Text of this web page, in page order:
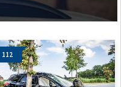
112